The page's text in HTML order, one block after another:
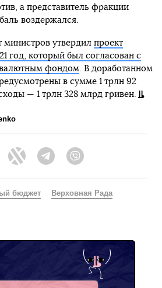
а представитель фракции
воздержался.
министров утвердил проект
год, который был согласован с
фондом . В доработанном
в сумме 1 трлн 92
— 1 трлн 328 млрд гривен.
FacebookTwitter Telegram
бюджет Верховная Рада